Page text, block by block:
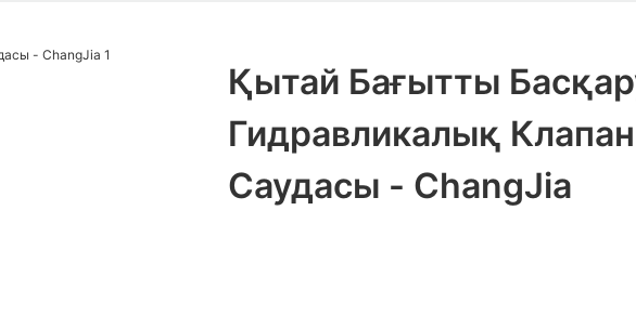
Қытай Бағытты
Гидравликалық
Саудасы - ChangJia